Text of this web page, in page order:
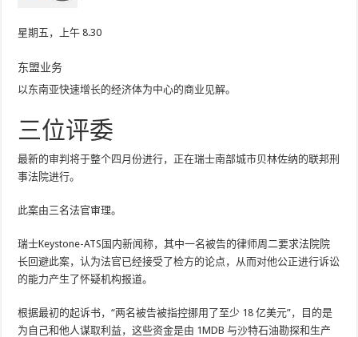
星期五，上午 8.30
东盟业务
以东南亚快速增长的经济体为中心的商业见解。
三位评委
最新的审判将于整个四月份进行，正在瑞士南部城市贝林佐纳的联邦刑
事法院进行。
此案由三名法官审理。
瑞士Keystone-ATS国内新闻称，其中一名被告的律师周二要求法院院
长回避此案，认为法官已经接受了检方的论点，从而对他公正进行诉讼
的能力产生了怀疑机构报道。
根据最初的起诉书，“两名被告被指控挪用了至少 18 亿美元”，目的是
为自己和他人谋取利益，这些资金是由 1MDB 与沙特石油勘探和生产